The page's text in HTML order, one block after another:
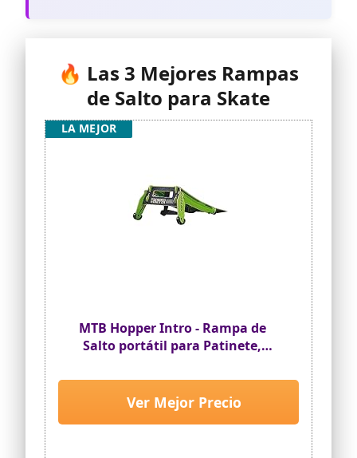
🔥 Las 3 Mejores Rampas
de Salto para Skate
MTB Hopper Intro - Rampa de
Salto portátil para Patinete,
Ver Mejor Precio
LA MEJOR